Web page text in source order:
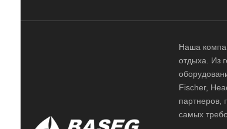
Наша
отдыха. Из
Fischer,
партнеров,
самых